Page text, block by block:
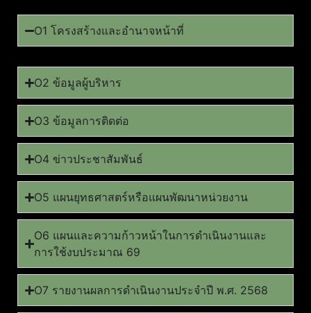
O1 โครงสร้างและอำนาจหน้าที่
O2 ข้อมูลผู้บริหาร
O3 ข้อมูลการติดต่อ
O4 ข่าวประชาสัมพันธ์
O5 แผนยุทธศาสตร์หรือแผนพัฒนาหน่วยงาน
O6 แผนและความก้าวหน้าในการดำเนินงานและ
การใช้งบประมาณ 69
O7 รายงานผลการดำเนินงานประจำปี พ.ศ. 2568